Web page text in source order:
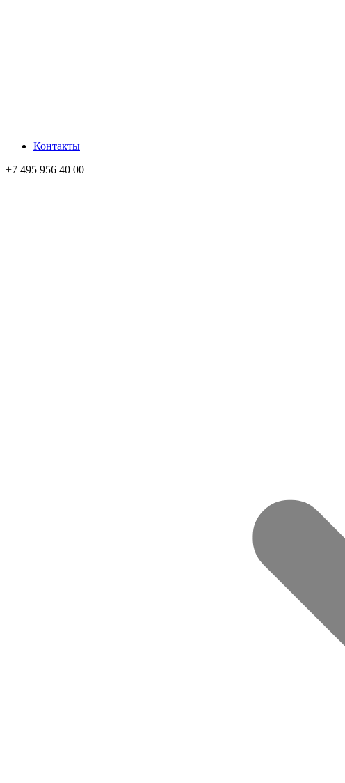
Контакты
+7 495 956 40 00